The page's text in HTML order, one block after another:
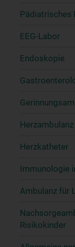
Pädiatrisches
EEG-Labor
Endoskopie
Herzambulanz
Herzkatheter
Immunologie
Ambulanz für
Risikokinder